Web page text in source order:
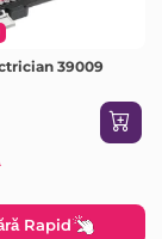
39009
Rapid